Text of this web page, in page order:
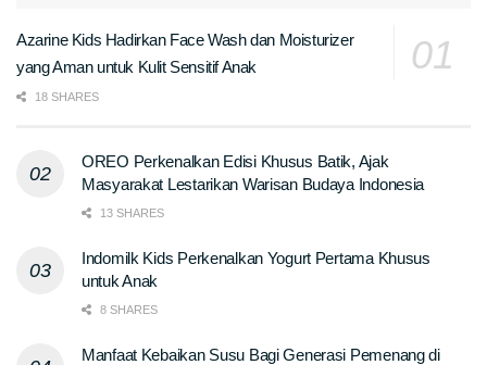
Azarine Kids Hadirkan Face Wash dan Moisturizer
yang Aman untuk Kulit Sensitif Anak
18 SHARES
OREO Perkenalkan Edisi Khusus Batik, Ajak
Masyarakat Lestarikan Warisan Budaya Indonesia
13 SHARES
Indomilk Kids Perkenalkan Yogurt Pertama Khusus
untuk Anak
8 SHARES
Manfaat Kebaikan Susu Bagi Generasi Pemenang di